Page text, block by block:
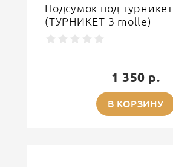
Подсумок под турникет
(ТУРНИКЕТ 3 molle)
1 350 р.
В КОРЗИНУ